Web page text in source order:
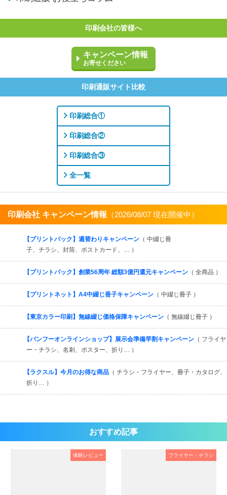
印刷会社の皆様へ
キャンペーン情報
お寄せください
印刷通販サイト比較
印刷総合①
印刷総合②
印刷総合③
全一覧
印刷会社 キャンペーン情報 （2026/08/07 現在開催中）
【プリントパック】週替わりキャンペーン （ 中綴じ冊
子、チラシ、封筒、ポストカード、… ）
【プリントパック】創業56周年 総額3億円還元キャンペーン （ 全商品 ）
【プリントネット】A4中綴じ冊子キャンペーン （ 中綴じ冊子 ）
【東京カラー印刷】無線綴じ価格保障キャンペーン （ 無線綴じ冊子 ）
【バンフーオンラインショップ】展示会準備早割キャンペーン （ フライヤ
ー・チラシ、名刺、ポスター、折り… ）
【ラクスル】今月のお得な商品 （ チラシ・フライヤー、冊子・カタログ、
折り… ）
おすすめ記事
体験レビュー フライヤー・チラシ